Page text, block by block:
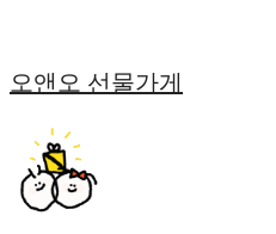
오앤오 선물가게